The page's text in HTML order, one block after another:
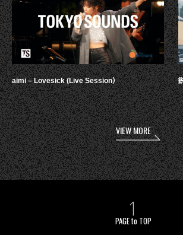
aimi – Lovesick (Live Session）
VIEW MORE
PAGE to TOP